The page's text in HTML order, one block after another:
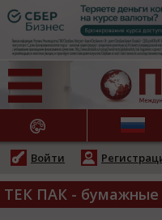
НОВОСТИ
Войти
ТЕК ПАК - бумажные